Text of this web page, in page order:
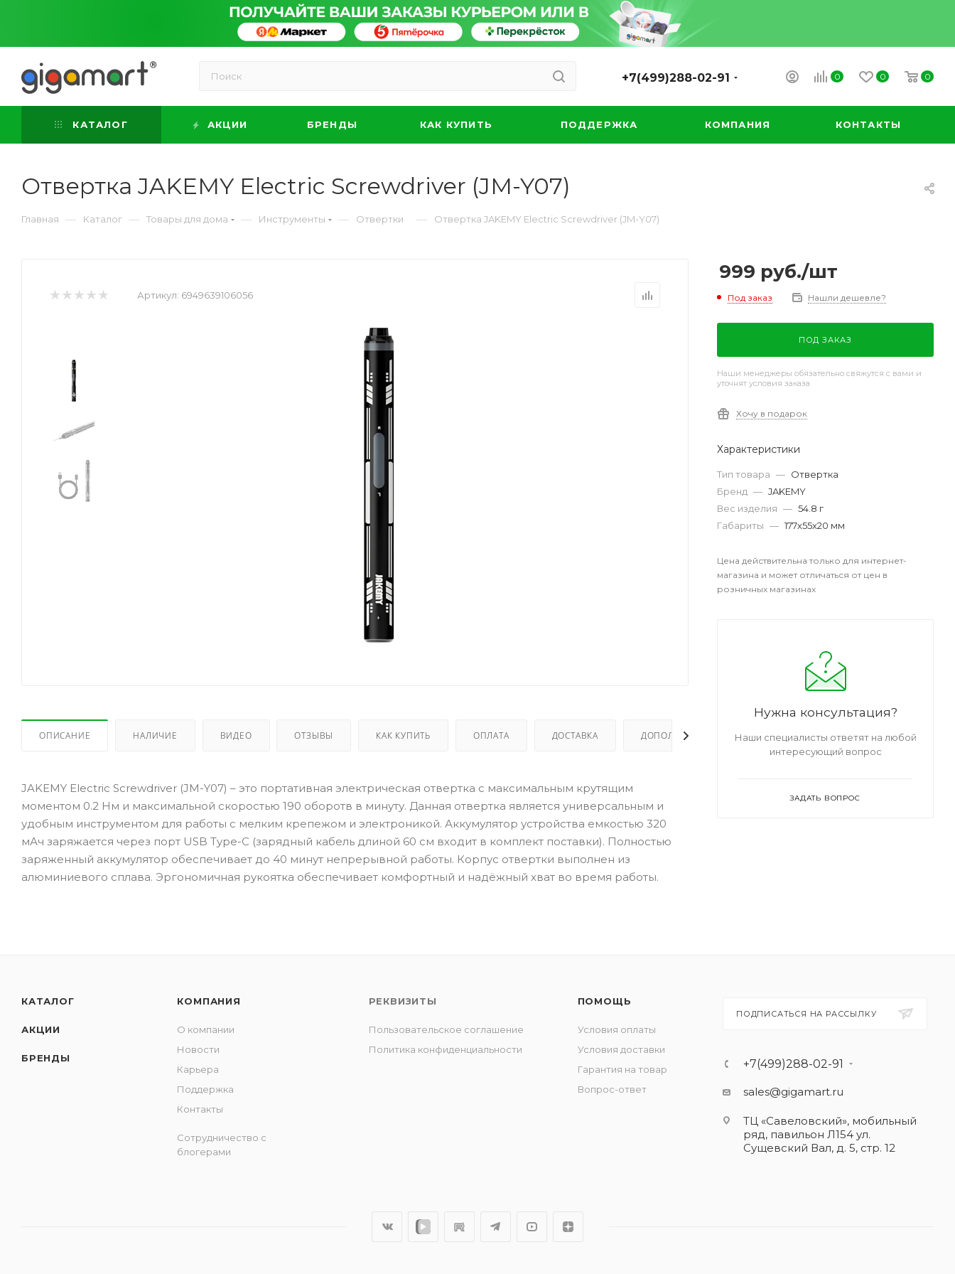
0 0 0
+7(499)288-02-91
КАТАЛОГ АКЦИИ БРЕНДЫ КАК КУПИТЬ ПОДДЕРЖКА КОМПАНИЯ КОНТАКТЫ
Отвертка JAKEMY Electric Screwdriver (JM-Y07)
Главная — Каталог — Товары для дома — Инструменты — Отвертки — Отвертка JAKEMY Electric Screwdriver (JM-Y07)
Артикул: 6949639106056
ОПИСАНИЕ НАЛИЧИЕ ВИДЕО ОТЗЫВЫ КАК КУПИТЬ ОПЛАТА ДОСТАВКА ДОПОЛНИТЕЛЬНО
JAKEMY Electric Screwdriver (JM-Y07) – это портативная электрическая отвертка с максимальным крутящим
моментом 0.2 Нм и максимальной скоростью 190 оборотв в минуту. Данная отвертка является универсальным и
удобным инструментом для работы с мелким крепежом и электроникой. Аккумулятор устройства емкостью 320
мАч заряжается через порт USB Type-C (зарядный кабель длиной 60 см входит в комплект поставки). Полностью
заряженный аккумулятор обеспечивает до 40 минут непрерывной работы. Корпус отвертки выполнен из
алюминиевого сплава. Эргономичная рукоятка обеспечивает комфортный и надёжный хват во время работы.
999 руб./шт
Под заказ Нашли дешевле?
ПОД ЗАКАЗ
Наши менеджеры обязательно свяжутся с вами и
уточнят условия заказа
Хочу в подарок
Характеристики
Тип товара — Отвертка
Бренд — JAKEMY
Вес изделия — 54.8 г
Габариты — 177х55х20 мм
Цена действительна только для интернет-
магазина и может отличаться от цен в
розничных магазинах
Нужна консультация?
Наши специалисты ответят на любой
интересующий вопрос
ЗАДАТЬ ВОПРОС
КАТАЛОГ
АКЦИИ
БРЕНДЫ
КОМПАНИЯ
О компании
Новости
Карьера
Поддержка
Контакты
Сотрудничество с
блогерами
РЕКВИЗИТЫ
Пользовательское соглашение
Политика конфиденциальности
ПОМОЩЬ
Условия оплаты
Условия доставки
Гарантия на товар
Вопрос-ответ
ПОДПИСАТЬСЯ НА РАССЫЛКУ
+7(499)288-02-91
sales@gigamart.ru
ТЦ «Савеловский», мобильный
ряд, павильон Л154 ул.
Сущевский Вал, д. 5, стр. 12